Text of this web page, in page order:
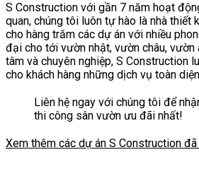
S Construction với gần 7 năm hoạt
quan, chúng tôi luôn tự hào là nhà thiết
cho hàng trăm các dự án với nhiều
đại cho tới vườn nhật, vườn châu,
tâm và chuyên nghiệp, S Construction
cho khách hàng những dịch vụ toàn
Liên hệ ngay với chúng tôi để
thi công sân vườn ưu đãi nhất!
Xem thêm các dự án S Construction